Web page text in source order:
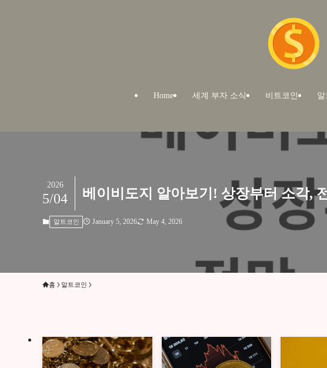
Home 세계 부자 소식 비트코인 알
베이비도지 알아보기! 상장부터 소각,
2026
5/04
알트코인 January 5, 2026 May 4, 2026
홈 알트코인